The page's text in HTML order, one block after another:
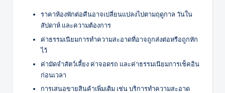
ราคาห้องพักต่อคืนอาจเปลี่ยนแปลงไปตามฤดูกาล วันใน
สัปดาห์ และความต้องการ
ค่าธรรมเนียมการทำความสะอาดที่อาจถูกส่งต่อหรือถูกหัก
ไว้
ค่ามัดจำสัตว์เลี้ยง ค่าจอดรถ และค่าธรรมเนียมการเช็คอิน
ก่อนเวลา
การเสนอขายสินค้าเพิ่มเติม เช่น บริการทำความสะอาด